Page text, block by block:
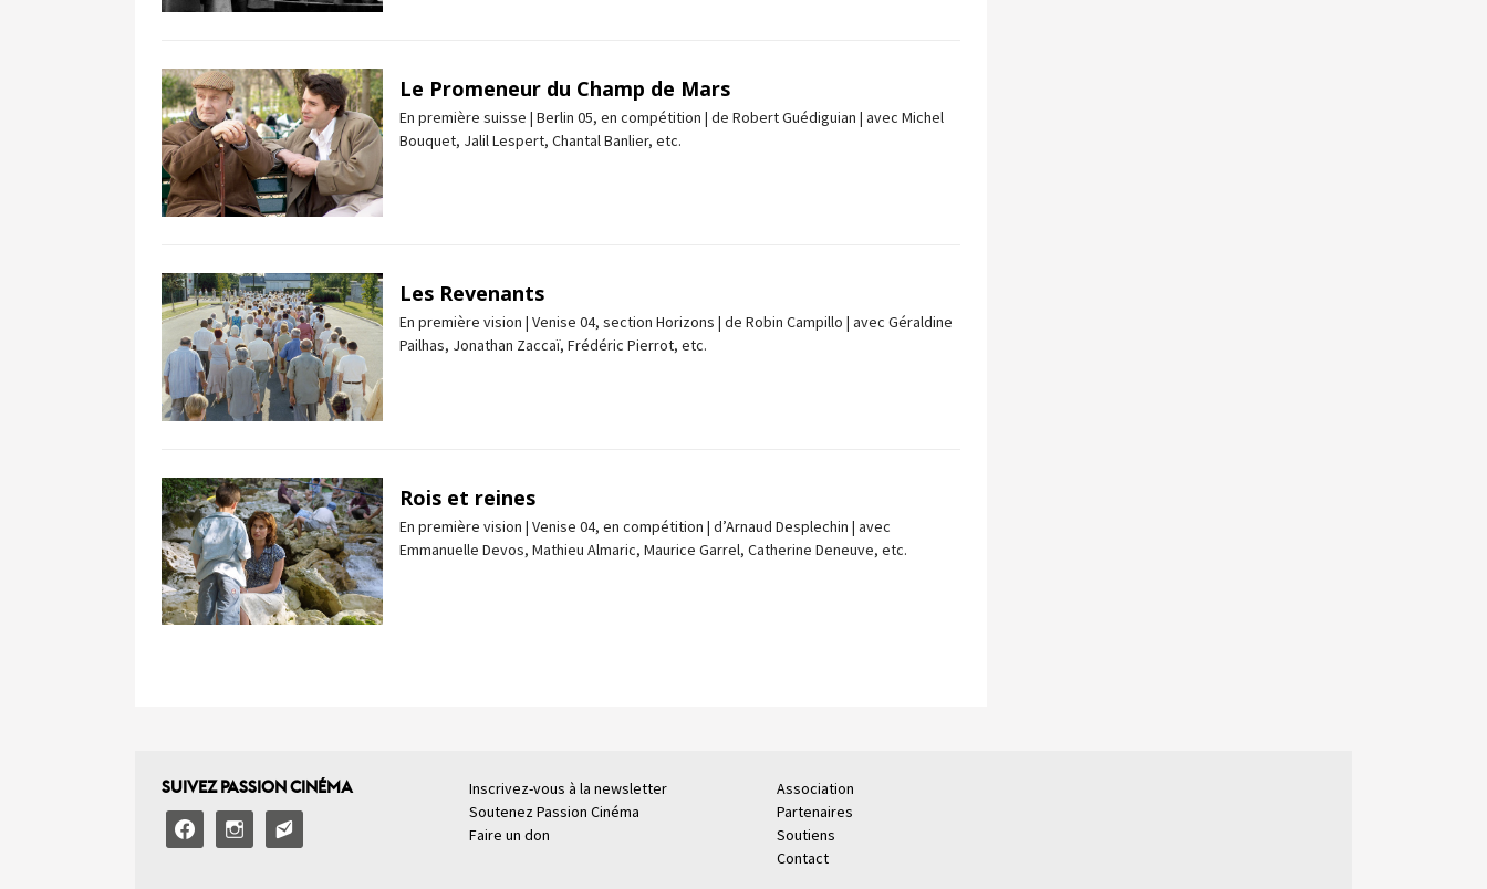
Le Promeneur du Champ de Mars
En première suisse | Berlin 05, en compétition | de Robert Guédiguian | avec Michel
Bouquet, Jalil Lespert, Chantal Banlier, etc.
Les Revenants
En première vision | Venise 04, section Horizons | de Robin Campillo | avec Géraldine
Pailhas, Jonathan Zaccaï, Frédéric Pierrot, etc.
Rois et reines
En première vision | Venise 04, en compétition | d’Arnaud Desplechin | avec
Emmanuelle Devos, Mathieu Almaric, Maurice Garrel, Catherine Deneuve, etc.
SUIVEZ PASSION CINÉMA
facebookinstagramemail-
alt2
Inscrivez-vous à la newsletter
Soutenez Passion Cinéma
Faire un don
Association
Partenaires
Soutiens
Contact